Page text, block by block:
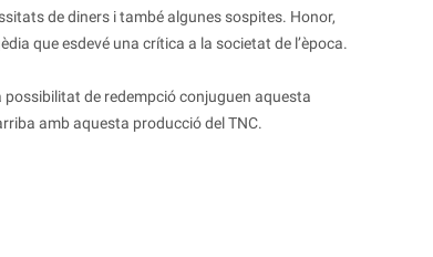
de diners i també algunes sospites. Honor,
que esdevé una crítica a la societat de l’època.
possibilitat de redempció conjuguen aquesta
amb aquesta producció del TNC.